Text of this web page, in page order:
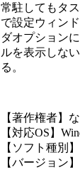
常駐してもタ
で設定ウィン
ダオプション
ルを表示しな
る。
【著作権者】
【対応OS】
【ソフト種別
【バージョン